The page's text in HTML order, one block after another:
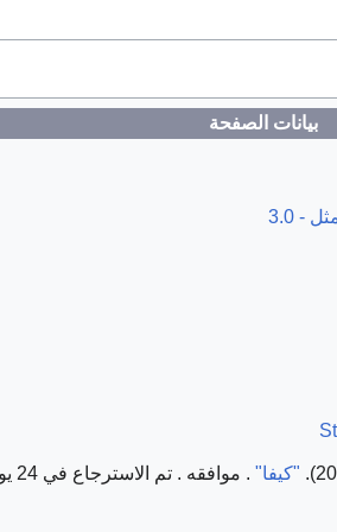
بيانات الصفحة
- 3.0
"كيفا" . موافقه . تم الاسترجاع في 24 يونيو 2024